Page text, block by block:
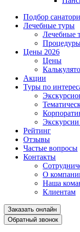
Подбор
Лечебные туры
Лечебные
Цены 2026
Цены
Акции
Туры по
Рейтинг
Отзывы
Частые вопросы
Контакты
О
Наша
Клиентам
Заказать онлайн
Обратный звонок